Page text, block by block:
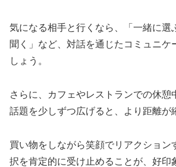
気になる相手と行くなら、「一緒に選
聞く」など、対話を通じたコミュニケ
しょう。
さらに、カフェやレストランでの休憩
話題を少しずつ広げると、より距離が
買い物をしながら笑顔でリアクション
択を肯定的に受け止めることが、好印